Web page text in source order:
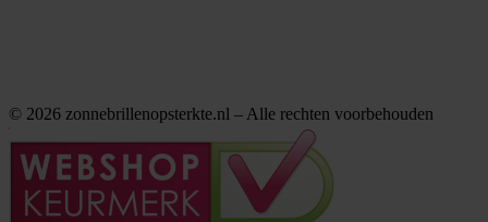
© 2026 zonnebrillenopsterkte.nl – Alle rechten voorbehouden